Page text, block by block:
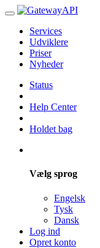
Services
Udviklere
Priser
Nyheder
Status
Help Center
Holdet bag
Vælg sprog
Engelsk
Tysk
Dansk
Log ind
Opret konto